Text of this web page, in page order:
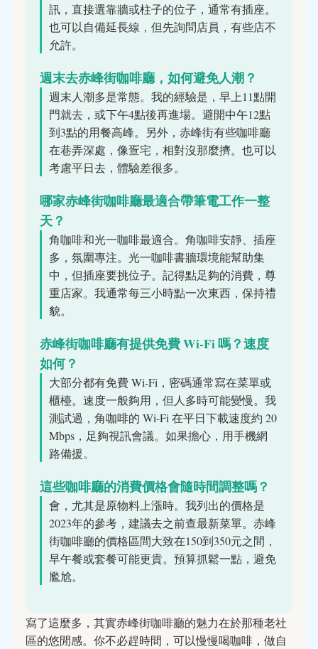
訊，直接選靠牆或柱子的位子，通常有插座。
也可以自備延長線，但先詢問店員，有些店不
允許。
週末去赤峰街咖啡廳，如何避免人潮？
週末人潮多是常態。我的經驗是，早上11點開
門就去，或下午4點後再進場。避開中午12點
到3點的用餐高峰。另外，赤峰街有些咖啡廳
在巷弄深處，像疍宅，相對沒那麼擠。也可以
考慮平日去，體驗差很多。
哪家赤峰街咖啡廳最適合帶筆電工作一整
天？
角咖啡和光一咖啡最適合。角咖啡安靜、插座
多，氛圍專注。光一咖啡書牆環境能幫助集
中，但插座要挑位子。記得點足夠的消費，尊
重店家。我通常每三小時點一次東西，保持禮
貌。
赤峰街咖啡廳有提供免費 Wi-Fi 嗎？速度
如何？
大部分都有免費 Wi-Fi，密碼通常寫在菜單或
櫃檯。速度一般夠用，但人多時可能變慢。我
測試過，角咖啡的 Wi-Fi 在平日下載速度約 20
Mbps，足夠視訊會議。如果擔心，用手機網
路備援。
這些咖啡廳的消費價格會隨時間調整嗎？
會，尤其是原物料上漲時。我列出的價格是
2023年的參考，建議去之前查最新菜單。赤峰
街咖啡廳的價格區間大致在150到350元之間，
早午餐或套餐可能更貴。預算抓鬆一點，避免
尷尬。
寫了這麼多，其實赤峰街咖啡廳的魅力在於那種老社
區的悠閒感。你不必趕時間，可以慢慢喝咖啡，做自